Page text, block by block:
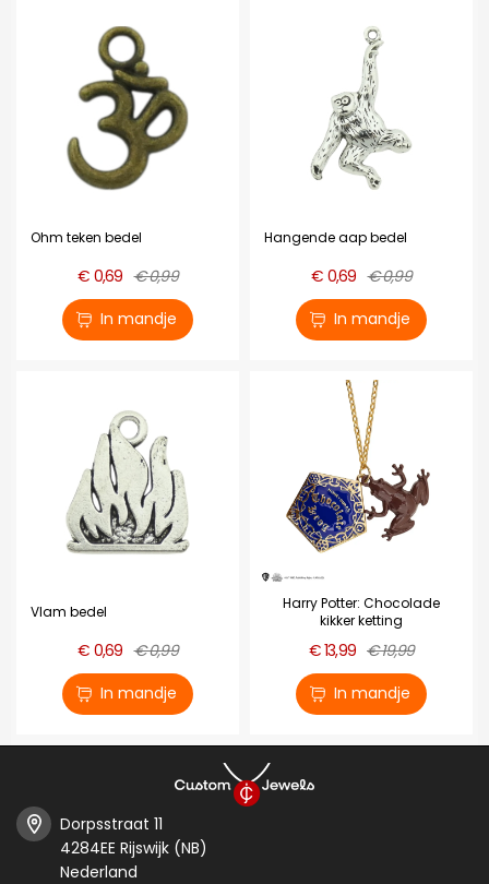
Ohm teken bedel
€ 0,69 € 0,99
In mandje
Hangende aap bedel
€ 0,69 € 0,99
In mandje
Vlam bedel
€ 0,69 € 0,99
In mandje
Harry Potter: Chocolade
kikker ketting
€ 13,99 € 19,99
In mandje
Dorpsstraat 11
4284EE Rijswijk (NB)
Nederland